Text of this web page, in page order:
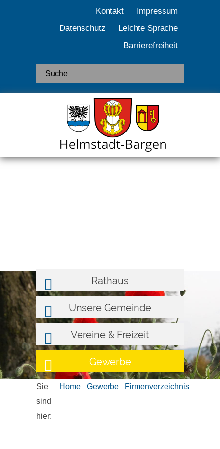
Kontakt
Impressum
Datenschutz
Leichte Sprache
Barrierefreiheit
Rathaus
Unsere Gemeinde
Vereine & Freizeit
Gewerbe
Sie
sind
hier:
Home Gewerbe Firmenverzeichnis